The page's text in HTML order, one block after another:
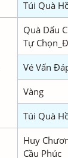
Túi Quà
Quà Dấu
Tự
Vé Vấn
Vàng
Túi Quà
Huy
Cầu Phúc